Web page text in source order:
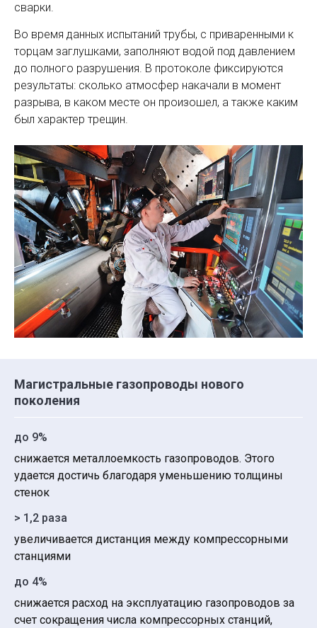
сварки.
Во время данных испытаний трубы, с приваренными к
торцам заглушками, заполняют водой под давлением
до полного разрушения. В протоколе фиксируются
результаты: сколько атмосфер накачали в момент
разрыва, в каком месте он произошел, а также каким
был характер трещин.
Магистральные газопроводы нового
поколения
до 9%
снижается металлоемкость газопроводов. Этого
удается достичь благодаря уменьшению толщины
стенок
> 1,2 раза
увеличивается дистанция между компрессорными
станциями
до 4%
снижается расход на эксплуатацию газопроводов за
счет сокращения числа компрессорных станций,